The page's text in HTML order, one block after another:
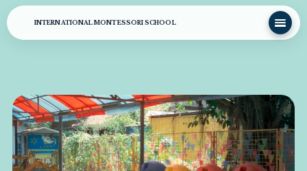
INTERNATIONAL MONTESSORI SCHOOL